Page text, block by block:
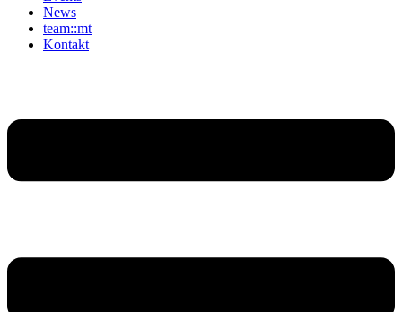
News
team::mt
Kontakt